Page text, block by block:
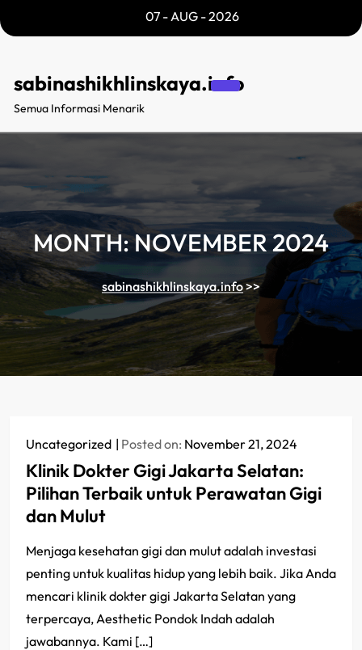
to
07 - AUG - 2026
sabinashikhlinskaya.info
Semua Informasi Menarik
MONTH:NOVEMBER 2024
sabinashikhlinskaya.info>>
Uncategorized Posted on: November 21, 2024
Klinik Dokter Gigi Jakarta Selatan:
Pilihan Terbaik untuk Perawatan Gigi
dan Mulut
Menjaga kesehatan gigi dan mulut adalah investasi
penting untuk kualitas hidup yang lebih baik. Jika Anda
mencari klinik dokter gigi Jakarta Selatan yang
terpercaya, Aesthetic Pondok Indah adalah
jawabannya. Kami […]